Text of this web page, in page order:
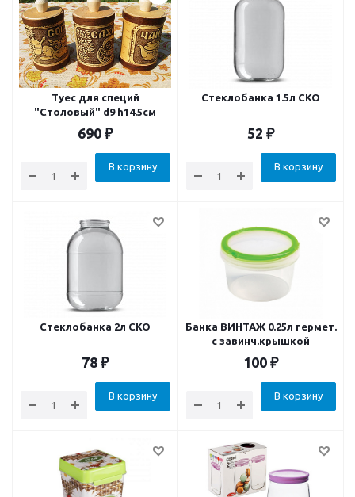
Туес для специй
"Столовый" d9 h14.5см
690 ₽
В корзину
Стеклобанка 1.5л СКО
52 ₽
В корзину
Стеклобанка 2л СКО
78 ₽
В корзину
Банка ВИНТАЖ 0.25л гермет.
с завинч.крышкой
100 ₽
В корзину